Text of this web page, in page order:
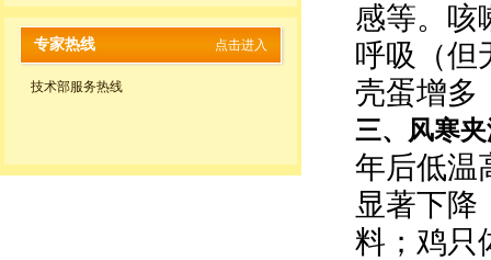
点击进入
专家热线
技术部服务热线
感等。咳
呼吸（但
壳蛋增多
三、 风寒
年后低温
显著下降
料；鸡只